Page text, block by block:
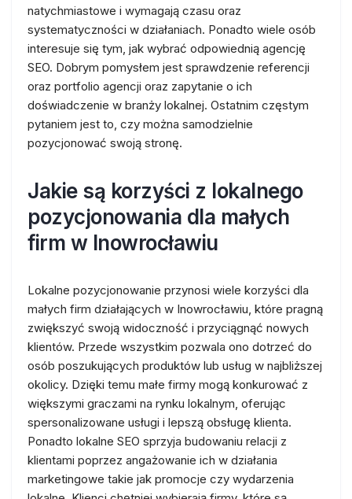
natychmiastowe i wymagają czasu oraz
systematyczności w działaniach. Ponadto wiele osób
interesuje się tym, jak wybrać odpowiednią agencję
SEO. Dobrym pomysłem jest sprawdzenie referencji
oraz portfolio agencji oraz zapytanie o ich
doświadczenie w branży lokalnej. Ostatnim częstym
pytaniem jest to, czy można samodzielnie
pozycjonować swoją stronę.
Jakie są korzyści z lokalnego
pozycjonowania dla małych
firm w Inowrocławiu
Lokalne pozycjonowanie przynosi wiele korzyści dla
małych firm działających w Inowrocławiu, które pragną
zwiększyć swoją widoczność i przyciągnąć nowych
klientów. Przede wszystkim pozwala ono dotrzeć do
osób poszukujących produktów lub usług w najbliższej
okolicy. Dzięki temu małe firmy mogą konkurować z
większymi graczami na rynku lokalnym, oferując
spersonalizowane usługi i lepszą obsługę klienta.
Ponadto lokalne SEO sprzyja budowaniu relacji z
klientami poprzez angażowanie ich w działania
marketingowe takie jak promocje czy wydarzenia